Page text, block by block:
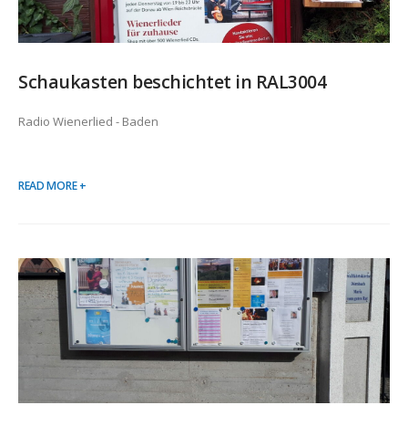
Schaukasten beschichtet in RAL3004
Radio Wienerlied - Baden
READ MORE +